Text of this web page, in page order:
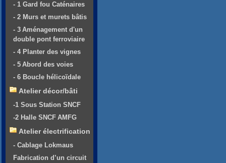
- 1 Gard fou Caténaires
- 2 Murs et murets bâtis
- 3 Aménagement d'un
double pont ferroviaire
- 4 Planter des vignes
- 5 Abord des voies
- 6 Boucle hélicoïdale
Atelier décor/bâti
-1 Sous Station SNCF
-2 Halle SNCF AMFG
Atelier électrification
- Cablage Lokmaus
Fabrication d’un circuit